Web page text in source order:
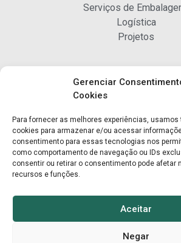
Gerenciar
Cookies
Para fornecer as melhores experiências,
cookies para armazenar e/ou acessar
consentimento para essas tecnologias nos
como comportamento de navegação ou IDs
consentir ou retirar o consentimento pode afetar
recursos e funções.
Aceitar
Negar
Serviços de
Logística
Projetos
Carreiras
Contato
Fale Conosco
Trabalhe Conosco